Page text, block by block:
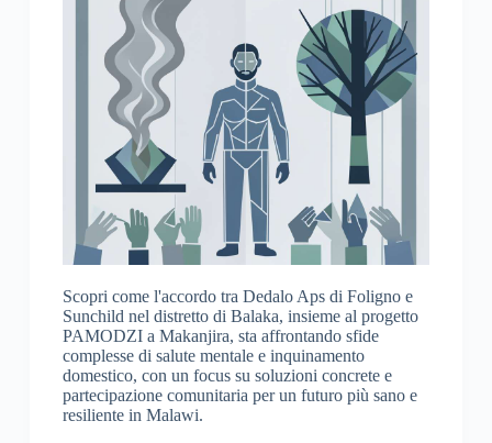
Scopri come l'accordo tra Dedalo Aps di Foligno e
Sunchild nel distretto di Balaka, insieme al progetto
PAMODZI a Makanjira, sta affrontando sfide
complesse di salute mentale e inquinamento
domestico, con un focus su soluzioni concrete e
partecipazione comunitaria per un futuro più sano e
resiliente in Malawi.